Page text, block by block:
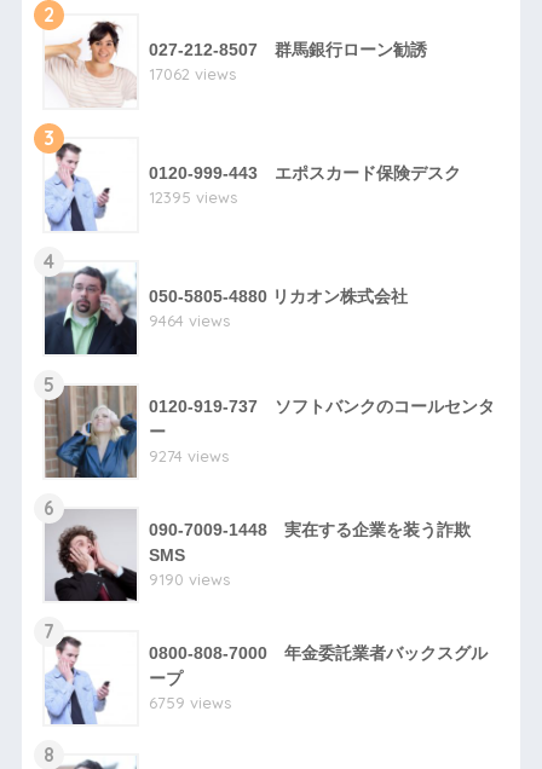
2
027-212-8507 群馬銀行ローン勧誘
17062 views
3
0120-999-443 エポスカード保険デスク
12395 views
4
050-5805-4880 リカオン株式会社
9464 views
5
0120-919-737 ソフトバンクのコールセンタ
ー
9274 views
6
090-7009-1448 実在する企業を装う詐欺
SMS
9190 views
7
0800-808-7000 年金委託業者バックスグル
ープ
6759 views
8